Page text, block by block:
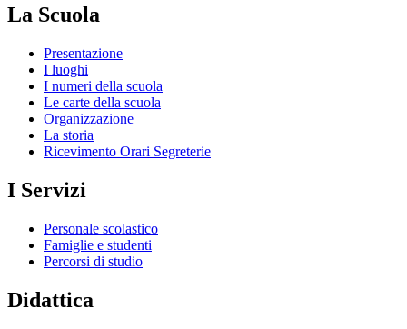
La Scuola
Presentazione
I luoghi
I numeri della scuola
Le carte della scuola
Organizzazione
La storia
Ricevimento Orari Segreterie
I Servizi
Personale scolastico
Famiglie e studenti
Percorsi di studio
Didattica